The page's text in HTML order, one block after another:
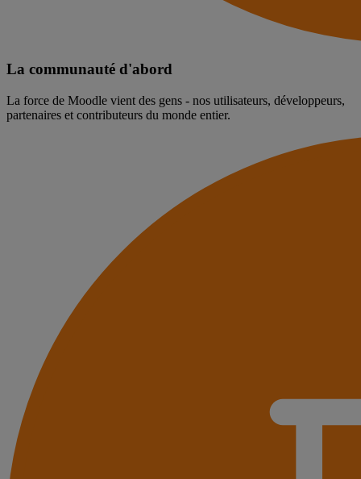
La communauté d'abord
La force de Moodle vient des gens - nos utilisateurs, développeurs,
partenaires et contributeurs du monde entier.